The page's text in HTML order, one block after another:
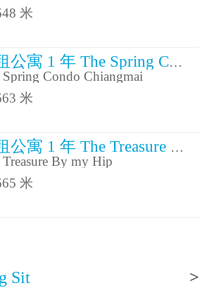
米
出租公寓 1 年 The Spring Condo Chiangmai
Spring Condo Chiangmai
米
出租公寓 1 年 The Treasure By my Hip
Treasure By my Hip
米
Sit